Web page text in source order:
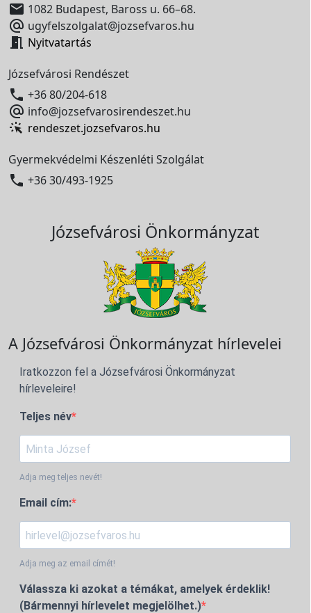
 1082 Budapest, Baross u. 66–68.
 ugyfelszolgalat@jozsefvaros.hu
 Nyitvatartás
Józsefvárosi Rendészet
 +36 80/204-618
 info@jozsefvarosirendeszet.hu
rendeszet.jozsefvaros.hu
Gyermekvédelmi Készenléti Szolgálat
 +36 30/493-1925
Józsefvárosi Önkormányzat
A Józsefvárosi Önkormányzat hírlevelei
Iratkozzon fel a Józsefvárosi Önkormányzat
hírleveleire!
Teljes név
Adja meg teljes nevét!
Email cím:
Adja meg az email címét!
Válassza ki azokat a témákat, amelyek érdeklik!
(Bármennyi hírlevelet megjelölhet.)